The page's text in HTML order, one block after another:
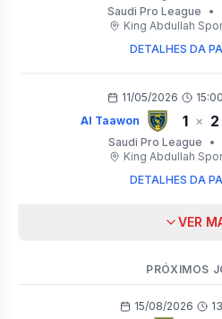
Saudi Pro League
•
King Abdullah
DETALHES DA
11/05/2026 15:00
Al Taawon 1 × 2
Saudi Pro League
•
King Abdullah
DETALHES DA
VER
PRÓXIMOS
15/08/2026